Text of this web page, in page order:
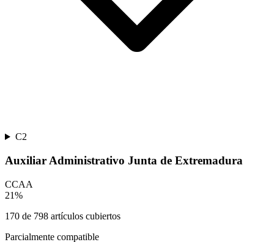
C2
Auxiliar Administrativo Junta de Extremadura
CCAA
21%
170 de 798 artículos cubiertos
Parcialmente compatible